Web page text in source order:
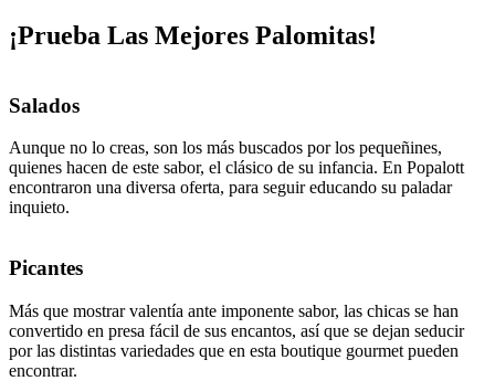
¡Prueba Las Mejores Palomitas!
Salados
Aunque no lo creas, son los más buscados por los pequeñines,
quienes hacen de este sabor, el clásico de su infancia. En Popalott
encontraron una diversa oferta, para seguir educando su paladar
inquieto.
Picantes
Más que mostrar valentía ante imponente sabor, las chicas se han
convertido en presa fácil de sus encantos, así que se dejan seducir
por las distintas variedades que en esta boutique gourmet pueden
encontrar.